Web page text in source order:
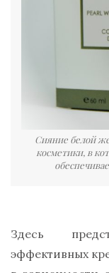
Сияние белой
косметики, в
Здесь
эффективных